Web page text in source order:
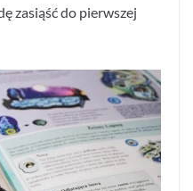
zasiąść do pierwszej